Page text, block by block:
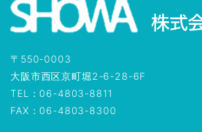
〒550-0003
大阪市西区京町堀2-6-28-6F
TEL：06-4803-8811
FAX：06-4803-8300